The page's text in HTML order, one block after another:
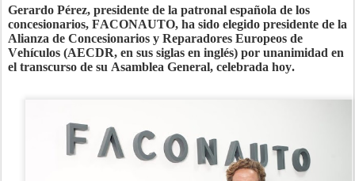
Gerardo Pérez, presidente de la patronal española de los
concesionarios, FACONAUTO, ha sido elegido presidente de la
Alianza de Concesionarios y Reparadores Europeos de
Vehículos (AECDR, en sus siglas en inglés) por unanimidad en
el transcurso de su Asamblea General, celebrada hoy.